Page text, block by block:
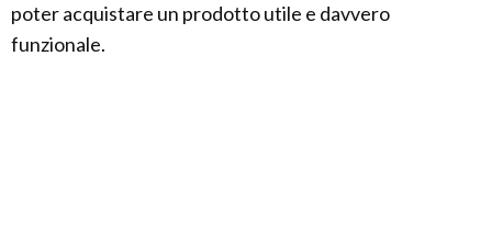
poter acquistare un prodotto utile e davvero
funzionale.